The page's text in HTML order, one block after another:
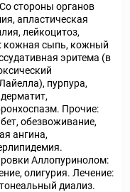
стороны органов
апластическая
лейкоцитоз,
кожная сыпь, кожный
эритема (в
пурпура,
Прочие:
обезвоживание,
ангина,
Аллопуринолом:
олигурия. Лечение:
диализ.